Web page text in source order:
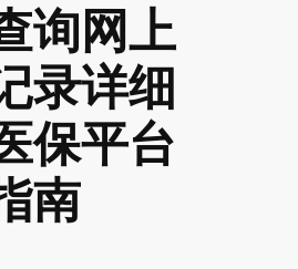
询网上
录详细
保平台
南